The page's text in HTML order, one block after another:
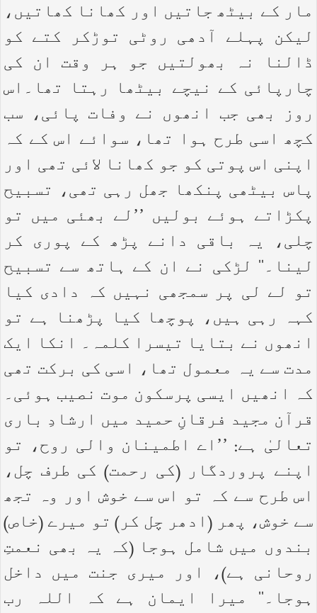
مار کے بیٹھ جاتیں اور کھانا کھاتیں،
لیکن پہلے آدھی روٹی توڑکر کتے کو
ڈالنا نہ بھولتیں جو ہر وقت ان کی
چارپائی کے نیچے بیٹھا رہتا تھا۔اس
روز بھی جب انھوں نے وفات پائی، سب
کچھ اسی طرح ہوا تھا، سوائے اس کے کہ
اپنی اس پوتی کو جو کھانا لائی تھی اور
پاس بیٹھی پنکھا جھل رہی تھی، تسبیح
پکڑاتے ہوئے بولیں ’’لے بھئی میں تو
چلی، یہ باقی دانے پڑھ کے پوری کر
لینا۔‘‘ لڑکی نے ان کے ہاتھ سے تسبیح
تو لے لی پر سمجھی نہیں کہ دادی کیا
کہہ رہی ہیں، پوچھا کیا پڑھنا ہے تو
انھوں نے بتایا تیسرا کلمہ۔ انکا ایک
مدت سے یہ معمول تھا، اسی کی برکت تھی
کہ انھیں ایسی پرسکون موت نصیب ہوئی۔
قرآن مجید فرقانِ حمید میں ارشادِ باری
تعالیٰ ہے: ’’اے اطمینان والی روح، تو
اپنے پروردگار (کی رحمت) کی طرف چل،
اس طرح سے کہ تو اس سے خوش اور وہ تجھ
سے خوش، پھر (ادھر چل کر) تو میرے (خاص)
بندوں میں شامل ہوجا (کہ یہ بھی نعمتِ
روحانی ہے)، اور میری جنت میں داخل
ہوجا۔‘‘ میرا ایمان ہے کہ اللہ رب